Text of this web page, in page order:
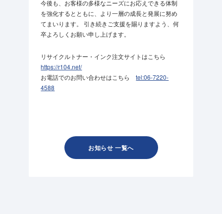
今後も、お客様の多様なニーズにお応えできる体制
を強化するとともに、より一層の成長と発展に努め
てまいります。 引き続きご支援を賜りますよう、何
卒よろしくお願い申し上げます。
リサイクルトナー・インク注文サイトはこちら
https://r104.net/
お電話でのお問い合わせはこちらtel:06-7220-
4588
お知らせ 一覧へ